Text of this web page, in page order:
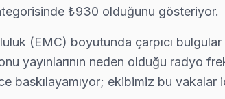
₺930 olduğunu gösteriyor.
(EMC) boyutunda çarpıcı
neden olduğu radyo
baskılayamıyor; ekibimiz bu